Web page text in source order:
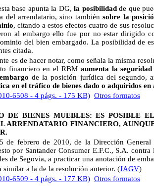
apunta la DG,la posibilidadde que
del arrendatario, sino tambiénsobre la
, citando a estos efectos cuatro de sus
al embargo ello fue por no estar dirigido
del bien embargado. La posibilidad de
citada.
de hacer notar, como señala la misma
financiero en el RBM aumenta la
de la posición jurídica del segundo,
en el tráfico de bienes dado o adquiridos
6508 - 4 págs. - 175 KB) Otros formatos
DE BIENES MUEBLES: ES POSIBLE
ARRENDATARIO FINANCIERO,
de febrero de 2010, de la Dirección
por Santander Consumer E.F.C., S.A.
de Segovia, a practicar una anotación de
a la de la resolución anterior. (JAGV)
6509 - 4 págs. - 177 KB) Otros formatos